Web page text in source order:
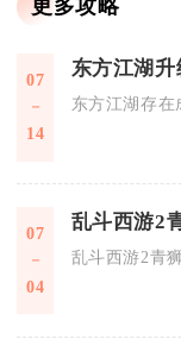
更多攻略
07
14
东方江湖存
07
04
乱斗西游2青